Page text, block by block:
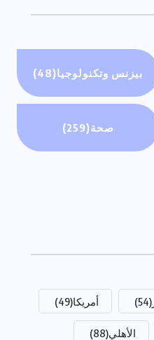
بيزنس وتكنولوجيا(48)
صحة(259)
(54) أمريكا(49)
الأهلي(88)